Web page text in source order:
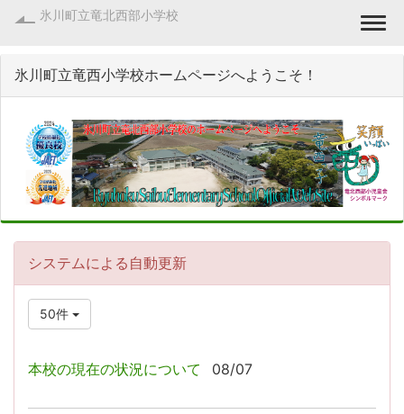
氷川町立竜北西部小学校
氷川町立竜西小学校ホームページへようこそ！
システムによる自動更新
50件
本校の現在の状況について 08/07